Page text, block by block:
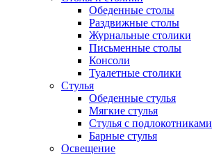
Обеденные столы
Раздвижные столы
Журнальные столики
Письменные столы
Консоли
Туалетные столики
Стулья
Обеденные стулья
Мягкие стулья
Стулья с подлокотниками
Барные стулья
Освещение